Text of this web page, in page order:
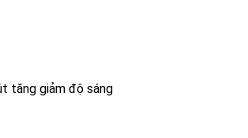
tăng giảm độ sáng